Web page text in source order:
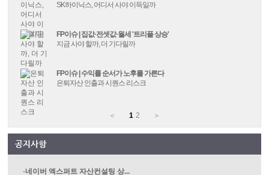
SK하이닉스, 어디서 사야 이득일까
FP이슈 | 집값·전셋값·월세 '트리플 상승'
지금 사야 할까, 더 기다릴까
FP이슈 | 수익률 순서가 노후를 가른다
은퇴자산 인출과 시퀀스 리스크
＜ 1 2 ＞
네이버 엑스퍼트 자산컨설팅 상...